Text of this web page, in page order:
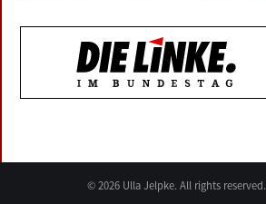
© 2026 Ulla Jelpke. All rights reserved.